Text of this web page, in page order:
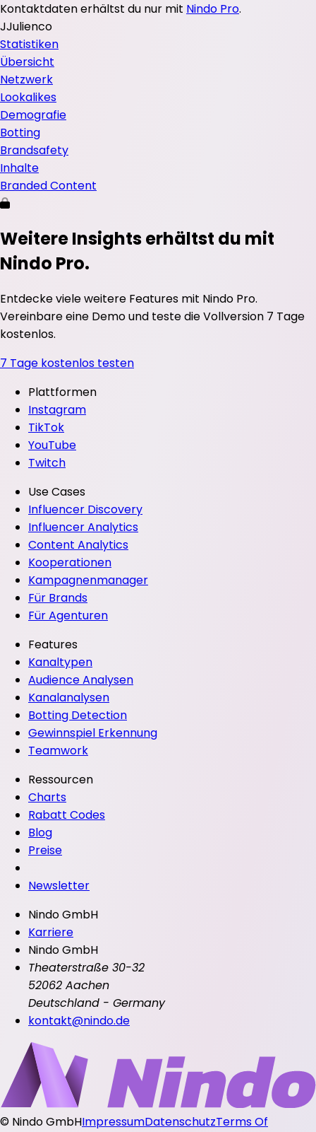
Kontaktdaten erhältst du nur mit Nindo Pro.
JJulienco
Statistiken
Übersicht
Netzwerk
Lookalikes
Demografie
Botting
Brandsafety
Inhalte
Branded Content
Weitere Insights erhältst du mit
Nindo Pro.
Entdecke viele weitere Features mit Nindo Pro.
Vereinbare eine Demo und teste die Vollversion 7 Tage
kostenlos.
7 Tage kostenlos testen
Plattformen
Instagram
TikTok
YouTube
Twitch
Use Cases
Influencer Discovery
Influencer Analytics
Content Analytics
Kooperationen
Kampagnenmanager
Für Brands
Für Agenturen
Features
Kanaltypen
Audience Analysen
Kanalanalysen
Botting Detection
Gewinnspiel Erkennung
Teamwork
Ressourcen
Charts
Rabatt Codes
Blog
Preise
Newsletter
Nindo GmbH
Karriere
Nindo GmbH
Theaterstraße 30-32
52062 Aachen
Deutschland - Germany
kontakt@nindo.de
© Nindo GmbHImpressumDatenschutzTerms Of